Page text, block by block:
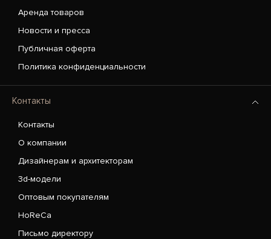
Аренда товаров
Новости и пресса
Публичная оферта
Политика конфиденциальности
Контакты
Контакты
О компании
Дизайнерам и архитекторам
3d-модели
Оптовым покупателям
HoReCa
Письмо директору